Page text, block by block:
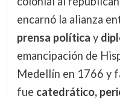
encarnó la alianza
prensa política y
emancipación de
Medellín en 1766 y
fue catedrático,